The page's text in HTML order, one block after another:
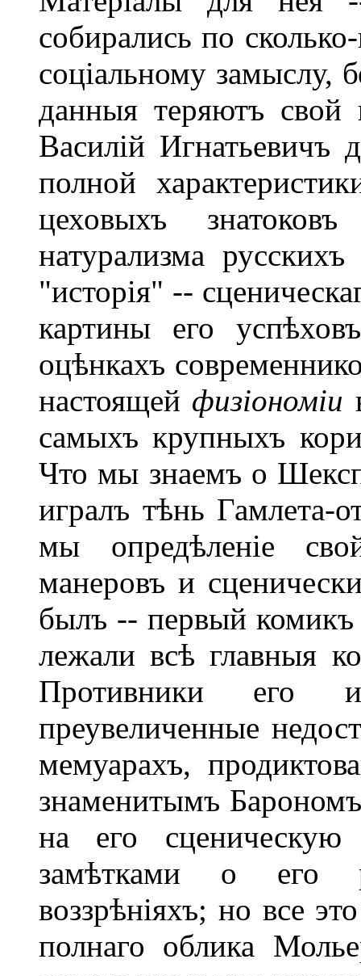
собирались по
соціальному замыслу,
данныя теряютъ
Василій Игнатьевичъ
полной
цеховыхъ
натурализма
"исторія" --
картины его
оцѣнкахъ
настоящей физіономіи
самыхъ крупныхъ
Что мы знаемъ о
игралъ тѣнь Гамлета-
мы опредѣленіе
манеровъ и
былъ -- первый комикъ
лежали всѣ главныя
Противники его
преувеличенные
мемуарахъ,
знаменитымъ
на его
замѣтками о его
воззрѣніяхъ; но все
полнаго облика